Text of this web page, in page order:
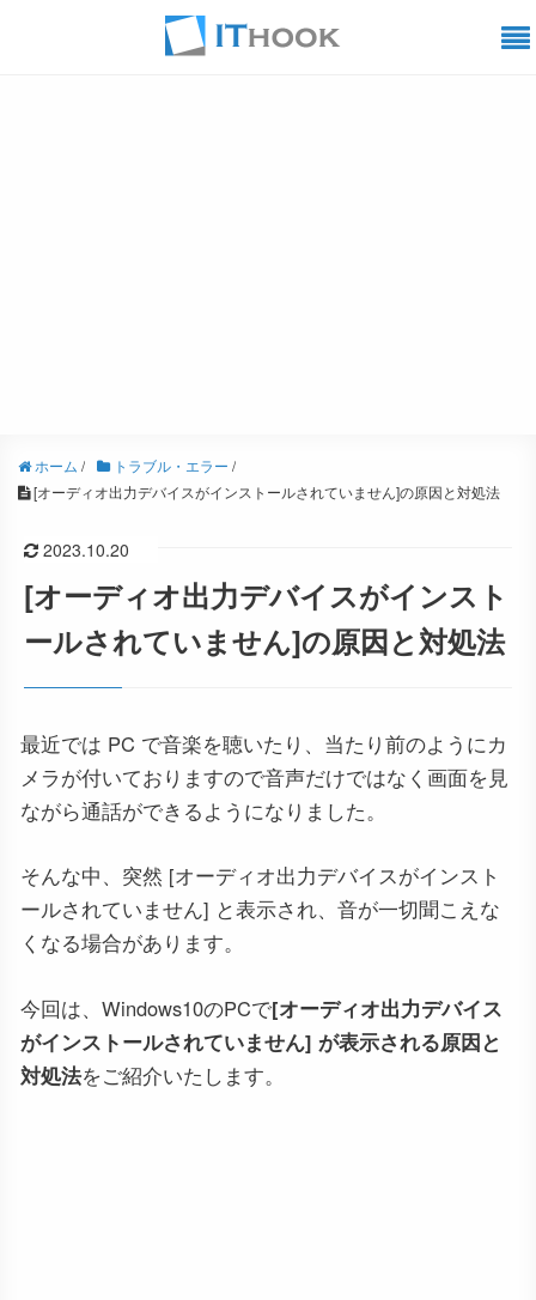
ホーム / トラブル・エラー /
[オーディオ出力デバイスがインストールされていません]の原因と対処法
2023.10.20
[オーディオ出力デバイスがインスト
ールされていません]の原因と対処法
最近では PC で音楽を聴いたり、当たり前のようにカ
メラが付いておりますので音声だけではなく画面を見
ながら通話ができるようになりました。
そんな中、突然 [オーディオ出力デバイスがインスト
ールされていません] と表示され、音が一切聞こえな
くなる場合があります。
今回は、Windows10のPCで[オーディオ出力デバイス
がインストールされていません] が表示される原因と
対処法をご紹介いたします。